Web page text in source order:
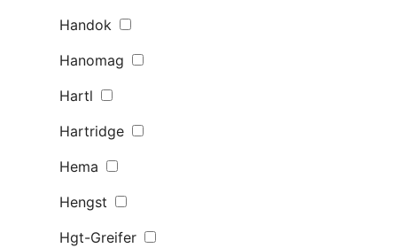
Handok
Hanomag
Hartl
Hartridge
Hema
Hengst
Hgt-Greifer